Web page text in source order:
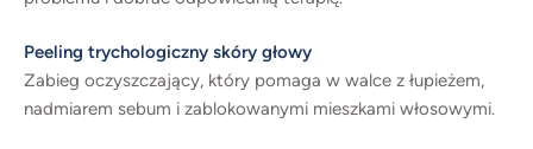
Peeling trychologiczny skóry głowy
Zabieg oczyszczający, który pomaga w walce z łupieżem,
nadmiarem sebum i zablokowanymi mieszkami włosowymi.